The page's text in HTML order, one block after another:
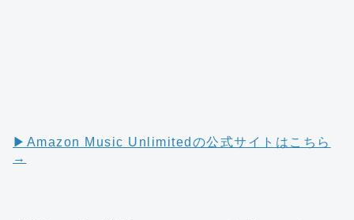
▶︎Amazon Music Unlimitedの公式サイトはこちら
→